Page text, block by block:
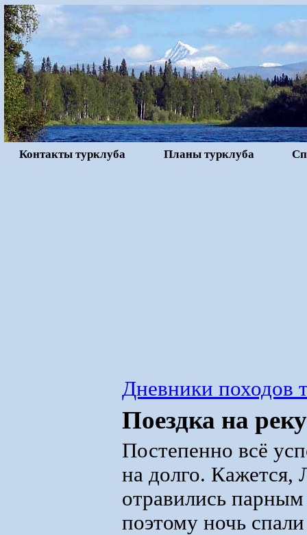
Контакты турклуба Планы турклуба
Дневники походов
Поездка на
Постепенно всё
на долго. Кажется,
отравились
поэтому ночь